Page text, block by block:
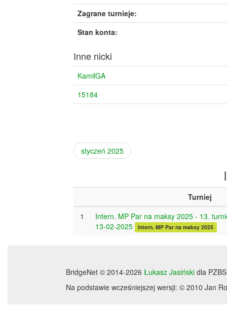
Zagrane turnieje:
Stan konta:
Inne nicki
KamilGA
15184
styczeń 2025
Turniej
1
Intern. MP Par na maksy 2025 - 13.
13-02-2025
Intern. MP Par na maksy 2025
BridgeNet © 2014-2026 Łukasz Jasiński dla PZBS
Na podstawie wcześniejszej wersji: © 2010 Jan